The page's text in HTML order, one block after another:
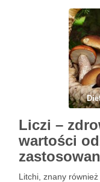
Liczi –
wartości
Litchi, znany również